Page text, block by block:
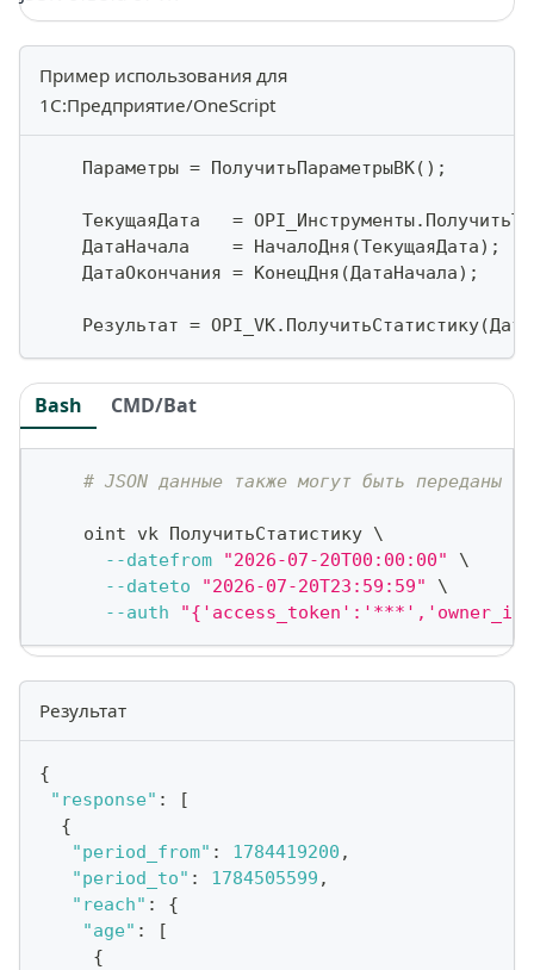
Пример использования для
1С:Предприятие/OneScript
    Параметры
= ПолучитьПараметрыВК( ) ;
    ТекущаяДата
= OPI_Инструменты.
    ДатаНачала
= НачалоДня (ТекущаяДата) ;
    ДатаОкончания
= КонецДня (ДатаНачала) ;
    Результат
= OPI_VK. ПолучитьСтатистику(
Bash CMD/Bat
# JSON данные также могут быть переданы
    oint vk ПолучитьСтатистику
\
--datefrom
"2026-07-20T00:00:00"
\
--dateto
"2026-07-20T23:59:59"
\
--auth
Результат
{
"response" :
[
{
"period_from" : 1784419200 ,
"period_to" : 1784505599 ,
"reach" :
{
"age" :
[
{